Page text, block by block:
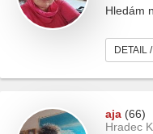
Hledám
DETAIL
aja (66)
Hradec